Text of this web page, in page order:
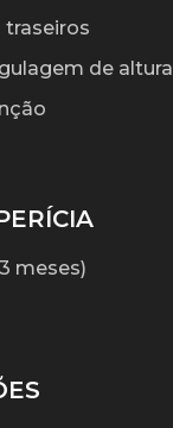
traseiros
de altura
meses)